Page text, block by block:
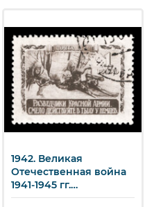
1942. Великая
Отечественная война
1941-1945 гг.
Разведчики у